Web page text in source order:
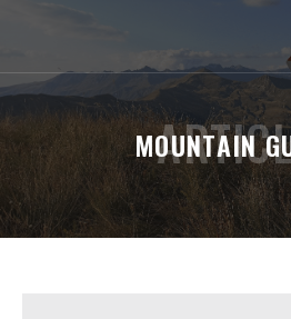
MOUNTAIN